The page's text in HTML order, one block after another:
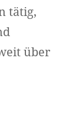
tätig,
über